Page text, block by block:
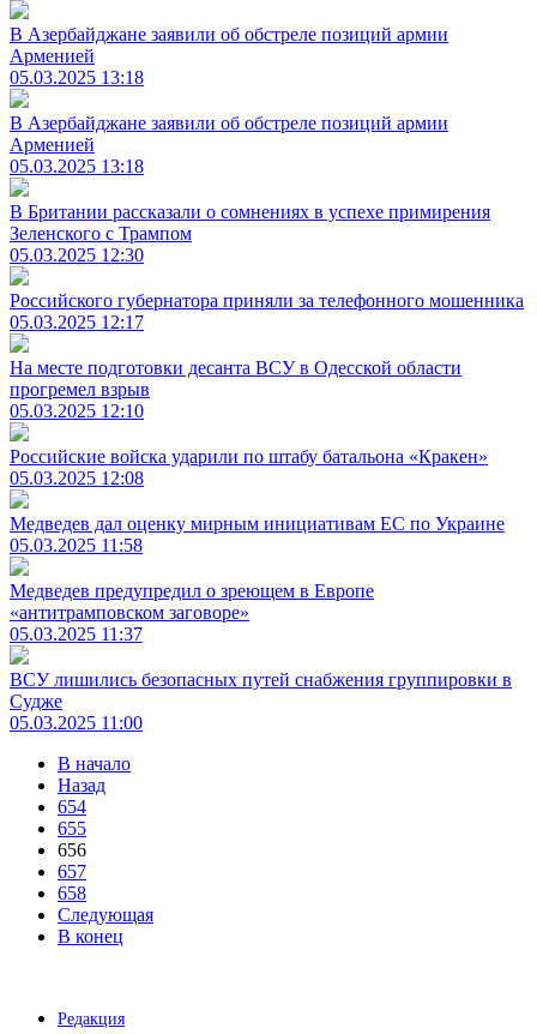
В Азербайджане заявили об обстреле позиций армии
Арменией
05.03.2025 13:18
В Азербайджане заявили об обстреле позиций армии
Арменией
05.03.2025 13:18
В Британии рассказали о сомнениях в успехе примирения
Зеленского с Трампом
05.03.2025 12:30
Российского губернатора приняли за телефонного мошенника
05.03.2025 12:17
На месте подготовки десанта ВСУ в Одесской области
прогремел взрыв
05.03.2025 12:10
Российские войска ударили по штабу батальона «Кракен»
05.03.2025 12:08
Медведев дал оценку мирным инициативам ЕС по Украине
05.03.2025 11:58
Медведев предупредил о зреющем в Европе
«антитрамповском заговоре»
05.03.2025 11:37
ВСУ лишились безопасных путей снабжения группировки в
Судже
05.03.2025 11:00
В начало
Назад
654
655
656
657
658
Следующая
В конец
Редакция